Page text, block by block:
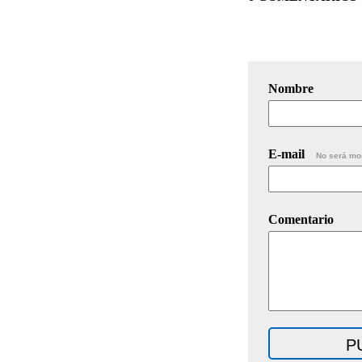
Nombre
E-mail No será
Comentario